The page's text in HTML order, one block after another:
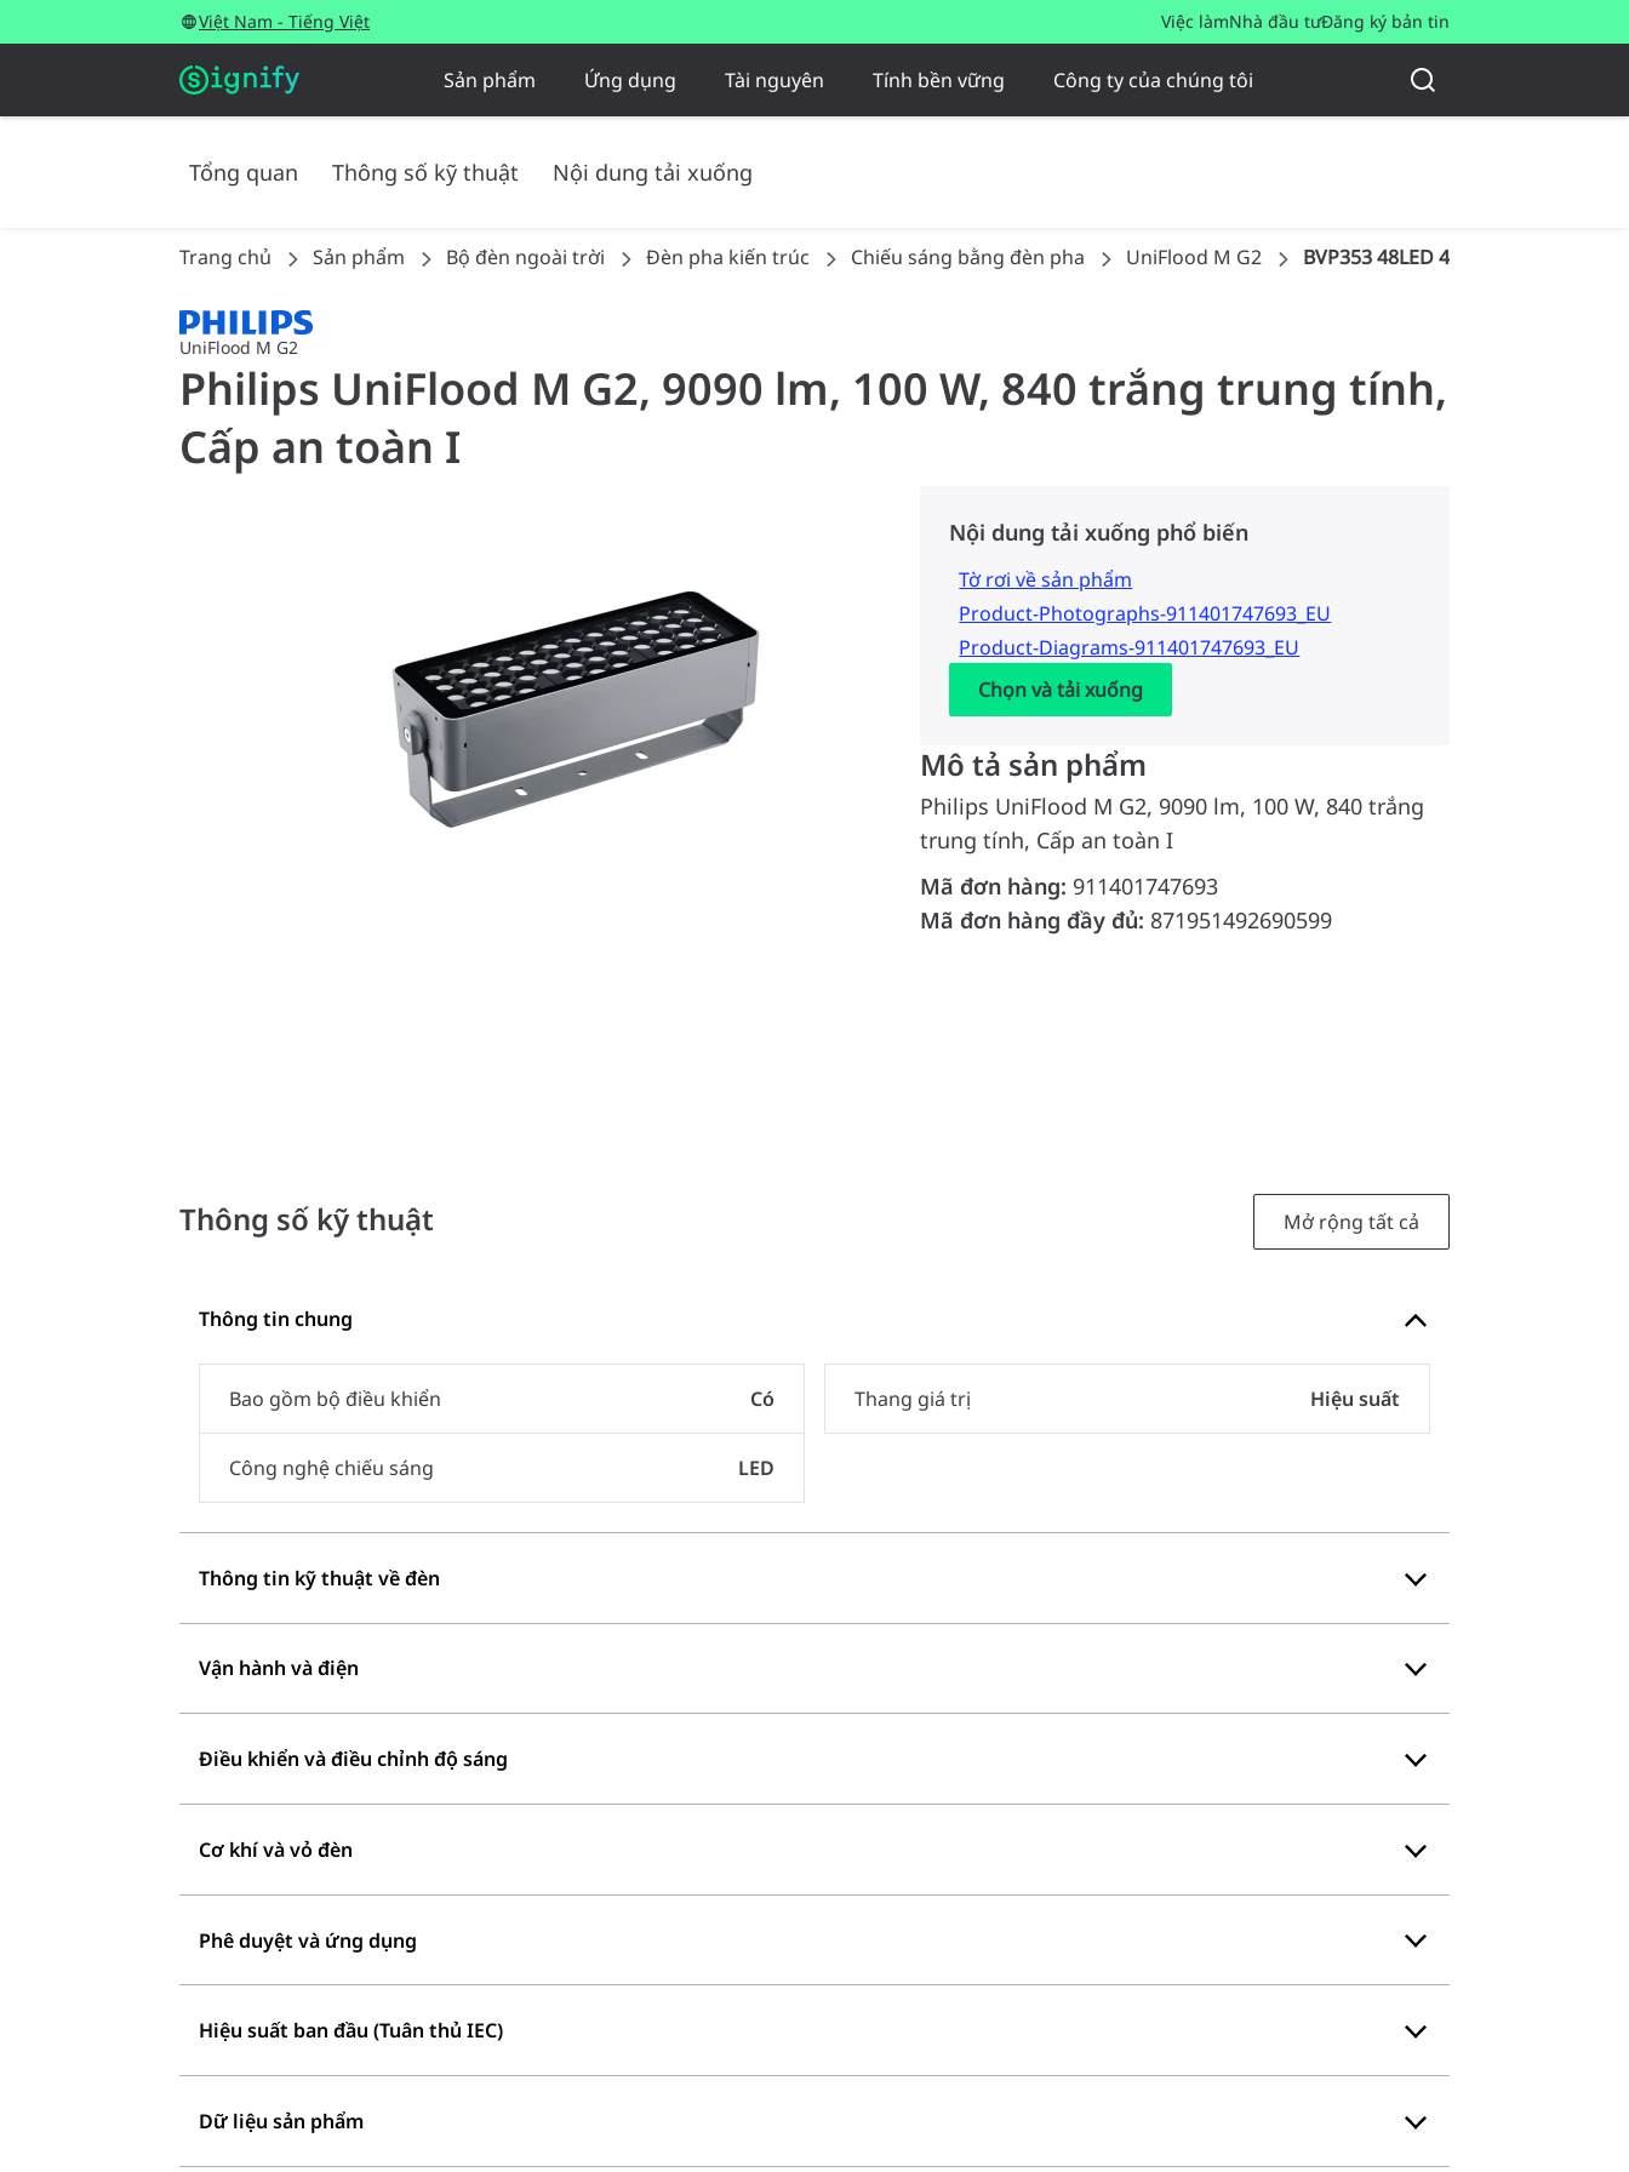
Việt Nam - Tiếng Việt Việc làmNhà đầu tưĐăng ký bản tin
Sản phẩm Ứng dụng Tài nguyên Tính bền vững Công ty của chúng tôi
Tổng quan Thông số kỹ thuật Nội dung tải xuống
Trang chủ Sản phẩm Bộ đèn ngoài trời Đèn pha kiến trúc Chiếu sáng bằng đèn pha UniFlood M G2 BVP353 48LED 40K 220V L40 15
UniFlood M G2
Philips UniFlood M G2, 9090 lm, 100 W, 840 trắng trung tính,
Cấp an toàn I
Nội dung tải xuống phổ biến
Tờ rơi về sản phẩm
Product-Photographs-911401747693_EU
Product-Diagrams-911401747693_EU
Chọn và tải xuống
Mô tả sản phẩm
Philips UniFlood M G2, 9090 lm, 100 W, 840 trắng
trung tính, Cấp an toàn I
Mã đơn hàng: 911401747693
Mã đơn hàng đầy đủ: 871951492690599
Thông số kỹ thuật Mở rộng tất cả
Thông tin chung
Bao gồm bộ điều khiển Có
Công nghệ chiếu sáng LED
Thang giá trị Hiệu suất
Thông tin kỹ thuật về đèn
Vận hành và điện
Điều khiển và điều chỉnh độ sáng
Cơ khí và vỏ đèn
Phê duyệt và ứng dụng
Hiệu suất ban đầu (Tuân thủ IEC)
Dữ liệu sản phẩm